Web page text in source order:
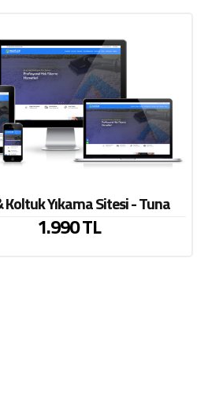
Koltuk Yıkama Sitesi - Tuna
1.990 TL